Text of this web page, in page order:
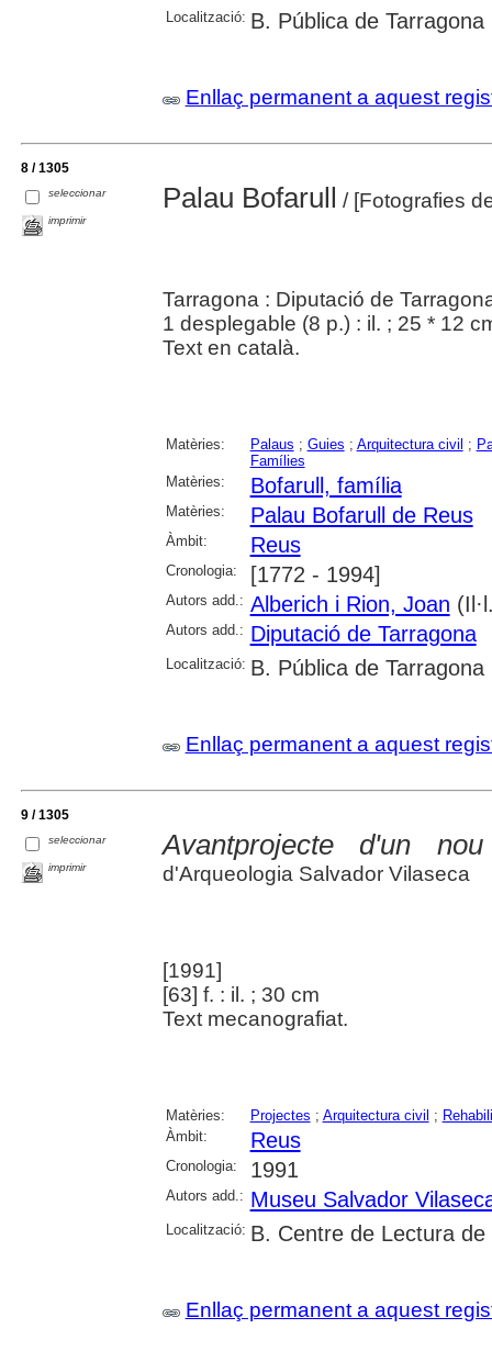
Localització: B. Pública de Tarragona
Enllaç permanent a aquest
8 / 1305
seleccionar
imprimir
Palau Bofarull / [Fotografies
Tarragona : Diputació de
1 desplegable (8 p.) : il. ; 25 * 12
Text en català.
Matèries: Palaus ; Guies ; Arquitectura civil ;
Famílies
Matèries:
Bofarull, família
Matèries: Palau Bofarull de Reus
Àmbit: Reus
Cronologia: [1772 - 1994]
Autors add.: Alberich i Rion, Joan
Autors add.: Diputació de Tarragona
Localització: B. Pública de Tarragona
Enllaç permanent a aquest
9 / 1305
seleccionar
imprimir
Avantprojecte d'un
d'Arqueologia Salvador Vilaseca
[1991]
[63] f. : il. ; 30 cm
Text mecanografiat.
Matèries: Projectes ; Arquitectura civil ;
Àmbit:
Reus
Cronologia: 1991
Autors add.: Museu Salvador
Localització: B. Centre de Lectura de
Enllaç permanent a aquest